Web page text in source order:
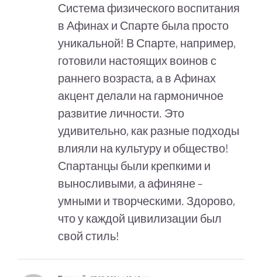
Система физического воспитания
в Афинах и Спарте была просто
уникальной! В Спарте, например,
готовили настоящих воинов с
раннего возраста, а в Афинах
акцент делали на гармоничное
развитие личности. Это
удивительно, как разные подходы
влияли на культуру и общество!
Спартанцы были крепкими и
выносливыми, а афиняне –
умными и творческими. Здорово,
что у каждой цивилизации был
свой стиль!